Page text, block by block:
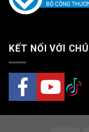
KẾT NỐI VỚI